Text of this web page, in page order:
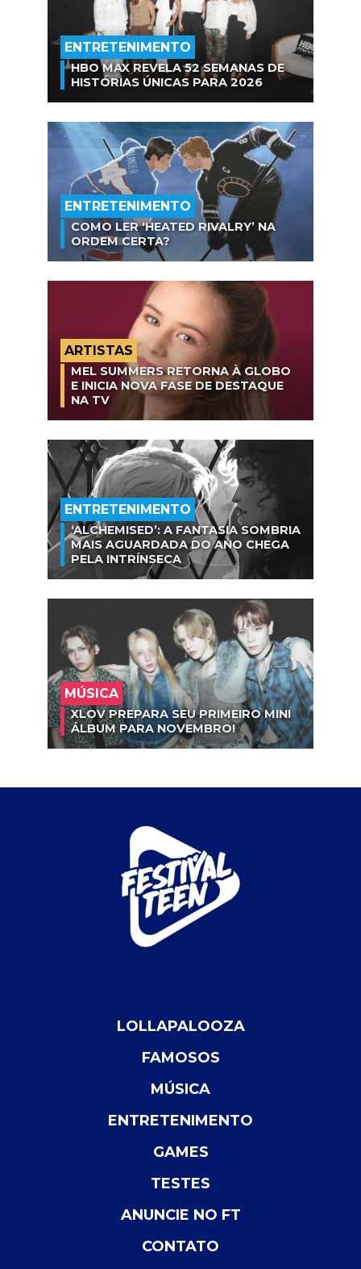
ENTRETENIMENTO
HBO MAX REVELA 52 SEMANAS DE
HISTÓRIAS ÚNICAS PARA 2026
ENTRETENIMENTO
COMO LER ‘HEATED RIVALRY’ NA
ORDEM CERTA?
ARTISTAS
MEL SUMMERS RETORNA À GLOBO
E INICIA NOVA FASE DE DESTAQUE
NA TV
ENTRETENIMENTO
‘ALCHEMISED’: A FANTASIA SOMBRIA
MAIS AGUARDADA DO ANO CHEGA
PELA INTRÍNSECA
MÚSICA
XLOV PREPARA SEU PRIMEIRO MINI
ÁLBUM PARA NOVEMBRO!
LOLLAPALOOZA
FAMOSOS
MÚSICA
ENTRETENIMENTO
GAMES
TESTES
ANUNCIE NO FT
CONTATO